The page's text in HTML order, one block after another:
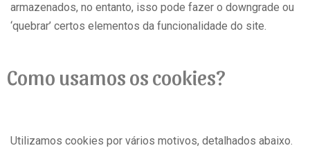
armazenados, no entanto, isso pode fazer o downgrade ou
‘quebrar’ certos elementos da funcionalidade do site.
Como usamos os cookies?
Utilizamos cookies por vários motivos, detalhados abaixo.